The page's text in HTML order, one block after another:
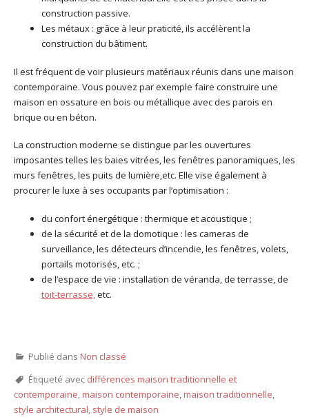
construction passive.
Les métaux : grâce à leur praticité, ils accélèrent la
construction du bâtiment.
Il est fréquent de voir plusieurs matériaux réunis dans une maison
contemporaine. Vous pouvez par exemple faire construire une
maison en ossature en bois ou métallique avec des parois en
brique ou en béton.
La construction moderne se distingue par les ouvertures
imposantes telles les baies vitrées, les fenêtres panoramiques, les
murs fenêtres, les puits de lumière,etc. Elle vise également à
procurer le luxe à ses occupants par l’optimisation :
du confort énergétique : thermique et acoustique ;
de la sécurité et de la domotique : les cameras de
surveillance, les détecteurs d’incendie, les fenêtres, volets,
portails motorisés, etc. ;
de l’espace de vie : installation de véranda, de terrasse, de
toit-terrasse,etc.
Publié dans Non classé
Étiqueté avec différences maison traditionnelle et
contemporaine maison contemporaine maison traditionnelle
style architectural style de maison